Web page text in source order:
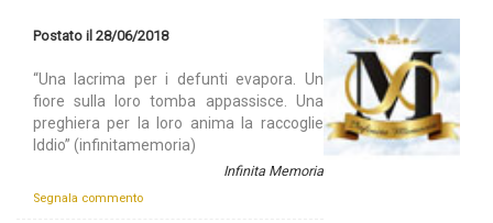
Postato il 28/06/2018
“Una lacrima per i defunti evapora. Un
fiore sulla loro tomba appassisce. Una
preghiera per la loro anima la raccoglie
Iddio” (infinitamemoria)
Infinita Memoria
Segnala commento